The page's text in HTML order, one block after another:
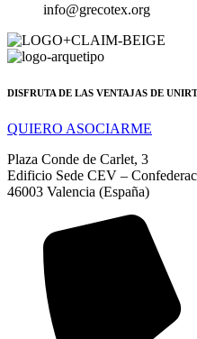
info@grecotex.org
DISFRUTA DE LAS VENTAJAS DE
QUIERO ASOCIARME
Plaza Conde de Carlet, 3
Edificio Sede CEV –
46003 Valencia (España)